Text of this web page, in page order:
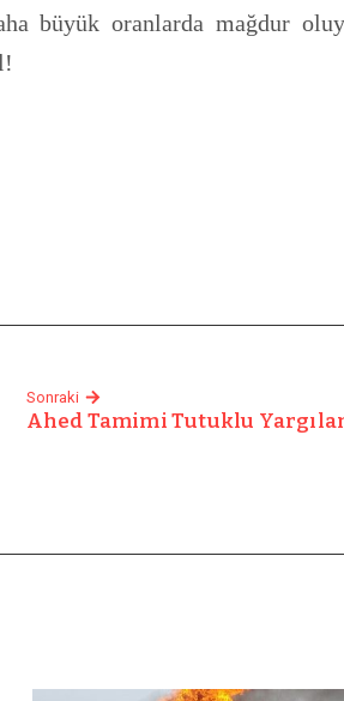
büyük oranlarda mağdur
Sonraki
Ahed Tamimi Tutuklu